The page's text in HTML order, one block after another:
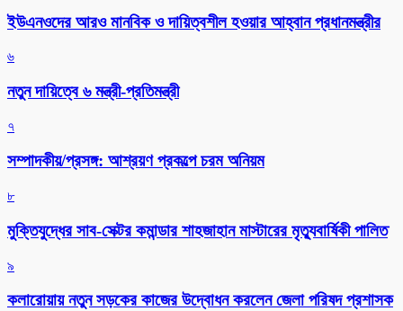
ইউএনওদের আরও মানবিক ও দায়িত্বশীল হওয়ার আহ্বান প্রধানমন্ত্রীর
৬
নতুন দায়িত্বে ৬ মন্ত্রী-প্রতিমন্ত্রী
৭
সম্পাদকীয়/প্রসঙ্গ: আশ্রয়ণ প্রকল্পে চরম অনিয়ম
৮
মুক্তিযুদ্ধের সাব-সেক্টর কমান্ডার শাহজাহান মাস্টারের মৃত্যুবার্ষিকী পালিত
৯
কলারোয়ায় নতুন সড়কের কাজের উদ্বোধন করলেন জেলা পরিষদ প্রশাসক